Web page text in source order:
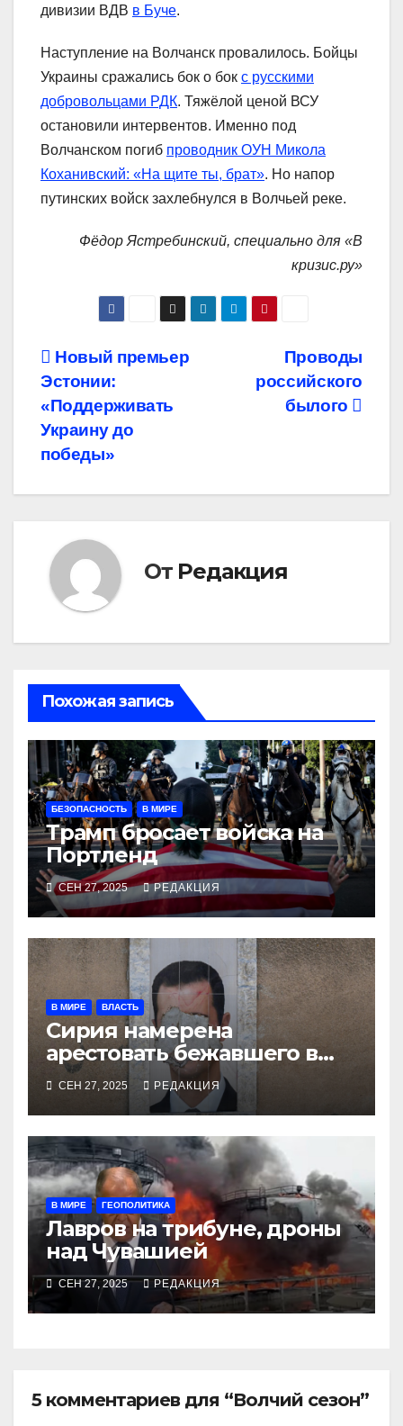
дивизии ВДВ в Буче.
Наступление на Волчанск провалилось. Бойцы
Украины сражались бок о бок с русскими
добровольцами РДК. Тяжёлой ценой ВСУ
остановили интервентов. Именно под
Волчанском погиб проводник ОУН Микола
Коханивский: «На щите ты, брат». Но напор
путинских войск захлебнулся в Волчьей реке.
Фёдор Ястребинский, специально для «В
кризис.ру»
Навигация
по
записям
Проводы
российского
былого
Новый премьер
Эстонии:
«Поддерживать
Украину до
победы»
От Редакция
Похожая запись
БЕЗОПАСНОСТЬ В МИРЕ
Трамп бросает войска на
Портленд
СЕН 27, 2025 РЕДАКЦИЯ
В МИРЕ ВЛАСТЬ
Сирия намерена
арестовать бежавшего в
Москву экс-диктатора
СЕН 27, 2025 РЕДАКЦИЯ
В МИРЕ ГЕОПОЛИТИКА
Лавров на трибуне, дроны
над Чувашией
СЕН 27, 2025 РЕДАКЦИЯ
5 комментариев для “Волчий сезон”